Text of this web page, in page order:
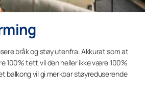
bråk og støy utenfra. Akkurat som at
100% tett vil den heller ikke være 100%
balkong vil gi merkbar støyreduserende